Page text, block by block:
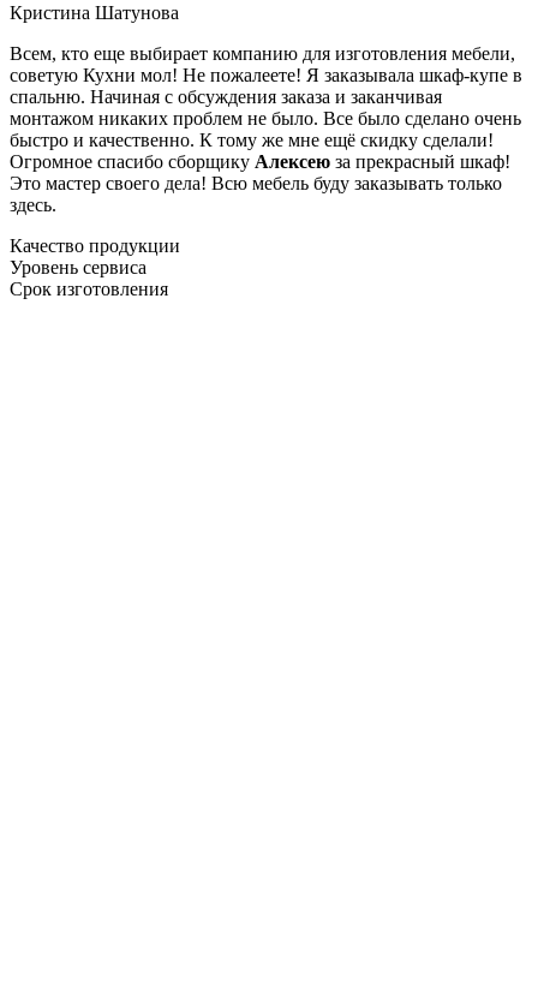
Кристина Шатунова
Всем, кто еще выбирает компанию для изготовления мебели,
советую Кухни мол! Не пожалеете! Я заказывала шкаф-купе в
спальню. Начиная с обсуждения заказа и заканчивая
монтажом никаких проблем не было. Все было сделано очень
быстро и качественно. К тому же мне ещё скидку сделали!
Огромное спасибо сборщику Алексею за прекрасный шкаф!
Это мастер своего дела! Всю мебель буду заказывать только
здесь.
Качество продукции
Уровень сервиса
Срок изготовления